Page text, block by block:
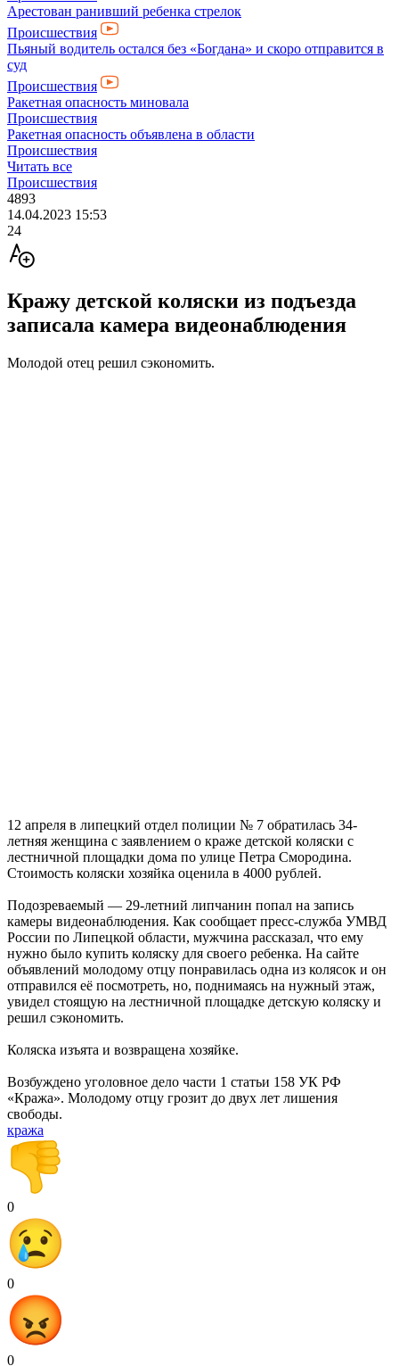
Арестован ранивший ребенка стрелок
Происшествия
Пьяный водитель остался без «Богдана» и скоро отправится в
суд
Происшествия
Ракетная опасность миновала
Происшествия
Ракетная опасность объявлена в области
Происшествия
Читать все
Происшествия
4893
14.04.2023 15:53
24
Кражу детской коляски из подъезда
записала камера видеонаблюдения
Молодой отец решил сэкономить.
12 апреля в липецкий отдел полиции № 7 обратилась 34-
летняя женщина с заявлением о краже детской коляски с
лестничной площадки дома по улице Петра Смородина.
Стоимость коляски хозяйка оценила в 4000 рублей.
Подозреваемый — 29-летний липчанин попал на запись
камеры видеонаблюдения. Как сообщает пресс-служба УМВД
России по Липецкой области, мужчина рассказал, что ему
нужно было купить коляску для своего ребенка. На сайте
объявлений молодому отцу понравилась одна из колясок и он
отправился её посмотреть, но, поднимаясь на нужный этаж,
увидел стоящую на лестничной площадке детскую коляску и
решил сэкономить.
Коляска изъята и возвращена хозяйке.
Возбуждено уголовное дело части 1 статьи 158 УК РФ
«Кража». Молодому отцу грозит до двух лет лишения
свободы.
кража
0
0
0